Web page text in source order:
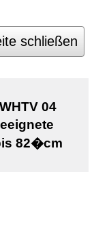
schließen
04
82�cm